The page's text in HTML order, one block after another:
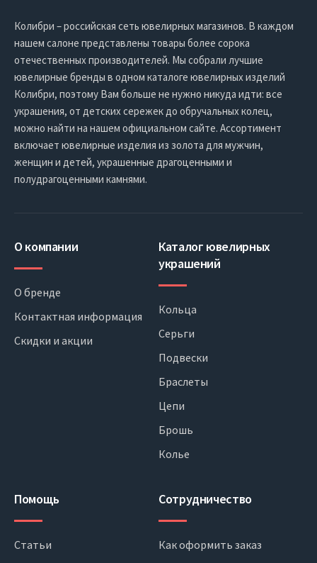
Колибри – российская сеть ювелирных магазинов. В каждом
нашем салоне представлены товары более сорока
отечественных производителей. Мы собрали лучшие
ювелирные бренды в одном каталоге ювелирных изделий
Колибри, поэтому Вам больше не нужно никуда идти: все
украшения, от детских сережек до обручальных колец,
можно найти на нашем официальном сайте. Ассортимент
включает ювелирные изделия из золота для мужчин,
женщин и детей, украшенные драгоценными и
полудрагоценными камнями.
О компании
О бренде
Контактная информация
Скидки и акции
Каталог ювелирных
украшений
Кольца
Серьги
Подвески
Браслеты
Цепи
Брошь
Колье
Помощь
Статьи
Сотрудничество
Как оформить заказ